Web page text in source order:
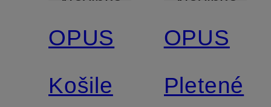
OPUS
Košile
OPUS
Pletené